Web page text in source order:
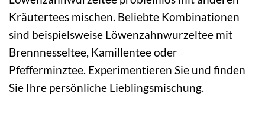
Kräutertees mischen. Beliebte Kombinationen
sind beispielsweise Löwenzahnwurzeltee mit
Brennnesseltee, Kamillentee oder
Pfefferminztee. Experimentieren Sie und finden
Sie Ihre persönliche Lieblingsmischung.